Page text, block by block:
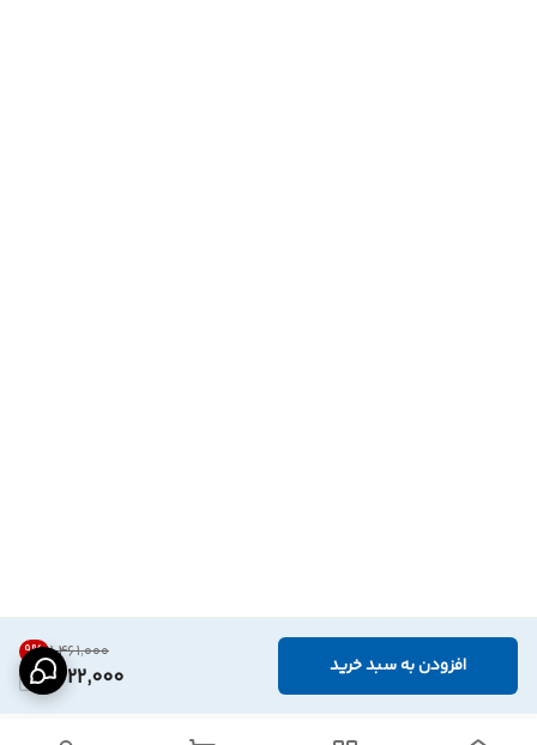
۱٬۴۶۱٬۰۰۰ 9%
1,322,000 افزودن به سبد خرید